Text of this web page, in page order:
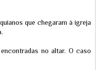
que chegaram à igreja
no altar. O caso